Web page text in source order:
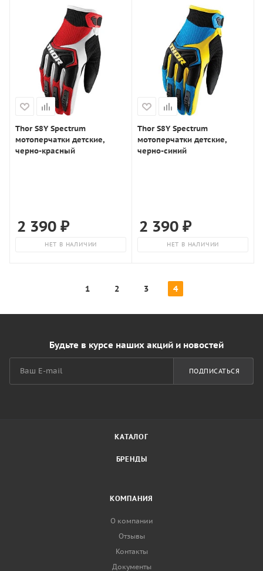
Thor S8Y Spectrum
мотоперчатки детские,
черно-красный
2 390 ₽
НЕТ В НАЛИЧИИ
Thor S8Y Spectrum
мотоперчатки детские,
черно-синий
2 390 ₽
НЕТ В НАЛИЧИИ
1 2 3 4
Будьте в курсе наших акций и новостей
ПОДПИСАТЬСЯ
КАТАЛОГ
БРЕНДЫ
КОМПАНИЯ
О компании
Отзывы
Контакты
Документы